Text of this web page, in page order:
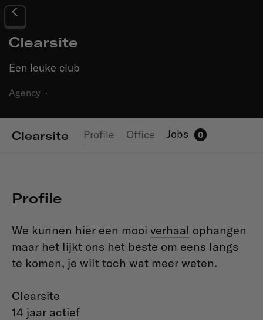
Clearsite
Een leuke club
Agency ·
Clearsite Profile Office Jobs 0
Profile
We kunnen hier een mooi verhaal ophangen
maar het lijkt ons het beste om eens langs
te komen, je wilt toch wat meer weten.
Clearsite
14 jaar actief